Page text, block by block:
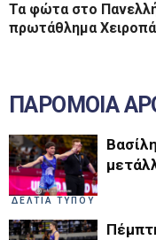
Τα φώτα στο
πρωτάθλημα
ΠΑΡΟΜΟΙΑ
ΔΕΛΤΙΑ ΤΥΠΟΥ